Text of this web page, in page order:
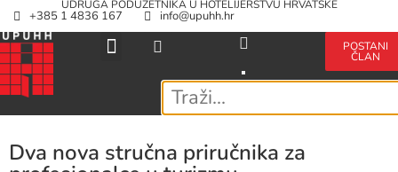
UDRUGA PODUZETNIKA U HOTELIJERSTVU HRVATSKE
+385 1 4836 167 info@upuhh.hr
POSTANI
ČLAN
Dva nova stručna priručnika za